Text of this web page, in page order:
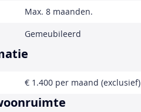
Max. 8 maanden.
Gemeubileerd
€ 1.400 per maand (exclusief)